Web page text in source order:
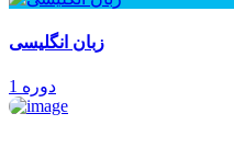
زبان انگلیسی
1 دوره